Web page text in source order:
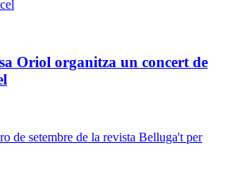
Oriol organitza un concert de